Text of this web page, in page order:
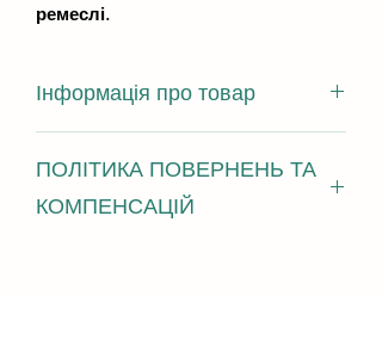
ремеслі.
Інформація про товар
висота виливки - не менше 5 мм
ПОЛІТИКА ПОВЕРНЕНЬ ТА
КОМПЕНСАЦІЙ